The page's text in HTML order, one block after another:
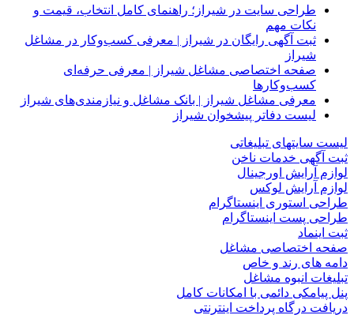
طراحی سایت در شیراز؛ راهنمای کامل انتخاب، قیمت و
نکات مهم
ثبت آگهی رایگان در شیراز | معرفی کسب‌وکار در مشاغل
شیراز
صفحه اختصاصی مشاغل شیراز | معرفی حرفه‌ای
کسب‌وکارها
معرفی مشاغل شیراز | بانک مشاغل و نیازمندی‌های شیراز
لیست دفاتر پیشخوان شیراز
لیست سایتهای تبلیغاتی
ثبت آگهی خدمات ناخن
لوازم آرایش اورجینال
لوازم آرایش لوکس
طراحی استوری اینستاگرام
طراحی پست اینستاگرام
ثبت اینماد
صفحه اختصاصی مشاغل
دامه های رند و خاص
تبلیغات انبوه مشاغل
پنل پیامکی دائمی با امکانات کامل
دریافت درگاه پرداخت اینترنتی